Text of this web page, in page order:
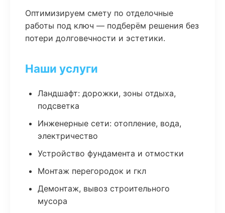
Оптимизируем смету по отделочные
работы под ключ — подберём решения без
потери долговечности и эстетики.
Наши услуги
Ландшафт: дорожки, зоны отдыха,
подсветка
Инженерные сети: отопление, вода,
электричество
Устройство фундамента и отмостки
Монтаж перегородок и гкл
Демонтаж, вывоз строительного
мусора